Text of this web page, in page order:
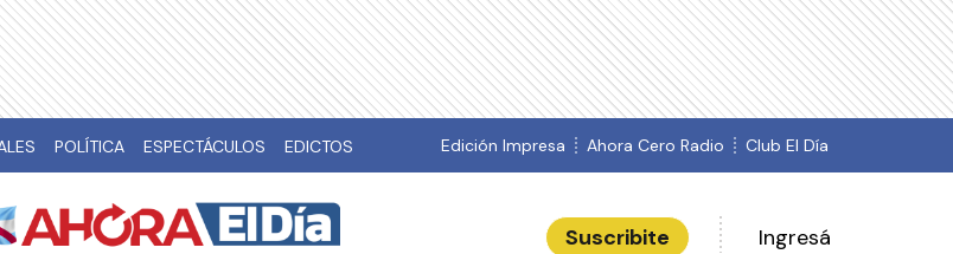
POLÍTICA ESPECTÁCULOS EDICTOS Edición Impresa Ahora Cero Radio Club El Día
Suscribite Ingresá